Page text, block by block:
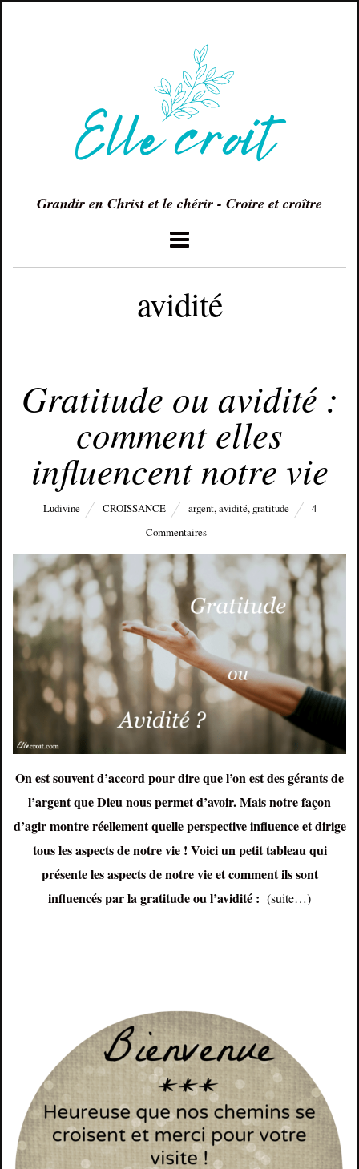
Grandir en Christ et le chérir - Croire et croître
avidité
Gratitude ou avidité :
comment elles
influencent notre vie
Ludivine CROISSANCE argent,avidité, gratitude
4
Commentaires
On est souvent d’accord pour dire que l’on est des gérants de
l’argent que Dieu nous permet d’avoir. Mais notre façon
d’agir montre réellement quelle perspective influence et dirige
tous les aspects de notre vie ! Voici un petit tableau qui
présente les aspects de notre vie et comment ils sont
influencés par la gratitude ou l’avidité : (suite…)